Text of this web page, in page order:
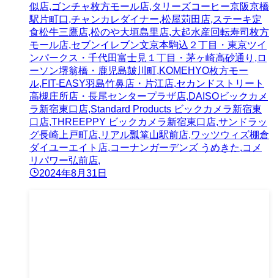
似店,ゴンチャ枚方モール店,タリーズコーヒー京阪京橋
駅片町口,チャンカレダイナー,松屋苅田店,ステーキ定
食松牛三鷹店,松のや大垣島里店,大起水産回転寿司枚方
モール店,セブンイレブン文京本駒込２丁目・東京ツイ
ンパークス・千代田富士見１丁目・茅ヶ崎高砂通り,ロ
ーソン堺翁橋・鹿児島皷川町,KOMEHYO枚方モー
ル,FIT-EASY羽島竹鼻店・片江店,セカンドストリート
高槻庄所店・長尾センタープラザ店,DAISOビックカメ
ラ新宿東口店,Standard Products ビックカメラ新宿東
口店,THREEPPY ビックカメラ新宿東口店,サンドラッ
グ長崎上戸町店,リアル瓢箪山駅前店,ワッツウィズ棚倉
ダイユーエイト店,コーナンガーデンズ うめきた,コメ
リパワー弘前店,
2024年8月31日